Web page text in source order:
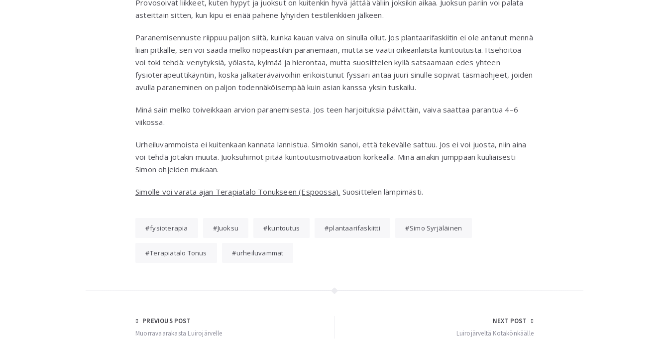
Provosoivat liikkeet, kuten hypyt ja juoksut on kuitenkin hyvä jättää väliin joksikin aikaa. Juoksun pariin voi palata
asteittain sitten, kun kipu ei enää pahene lyhyiden testilenkkien jälkeen.
Paranemisennuste riippuu paljon siitä, kuinka kauan vaiva on sinulla ollut. Jos plantaarifaskiitin ei ole antanut mennä
liian pitkälle, sen voi saada melko nopeastikin paranemaan, mutta se vaatii oikeanlaista kuntoutusta. Itsehoitoa
voi toki tehdä: venytyksiä, yölasta, kylmää ja hierontaa, mutta suosittelen kyllä satsaamaan edes yhteen
fysioterapeuttikäyntiin, koska jalkaterävaivoihin erikoistunut fyssari antaa juuri sinulle sopivat täsmäohjeet, joiden
avulla paraneminen on paljon todennäköisempää kuin asian kanssa yksin tuskailu.
Minä sain melko toiveikkaan arvion paranemisesta. Jos teen harjoituksia päivittäin, vaiva saattaa parantua 4–6
viikossa.
Urheiluvammoista ei kuitenkaan kannata lannistua. Simokin sanoi, että tekevälle sattuu. Jos ei voi juosta, niin aina
voi tehdä jotakin muuta. Juoksuhimot pitää kuntoutusmotivaation korkealla. Minä ainakin jumppaan kuuliaisesti
Simon ohjeiden mukaan.
Simolle voi varata ajan Terapiatalo Tonukseen (Espoossa). Suosittelen lämpimästi.
fysioterapia Juoksu kuntoutus plantaarifaskiitti Simo Syrjäläinen
Terapiatalo Tonus urheiluvammat
Post
PREVIOUS POST
Muorravaarakasta Luirojärvelle
NEXT POST
Luirojärveltä Kotakönkäälle